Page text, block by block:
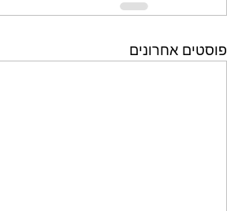
פוסטים אחרונים